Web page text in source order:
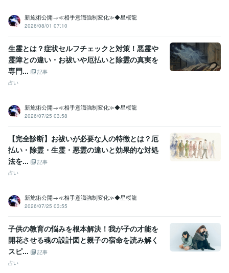
資格・検定
認定スピリチュアルカウンセラー 取得年 : 2003年
認定レイキヒーラー
認定レイキティーチャー 取得年 : 2005年
メンタル心理カウンセラー 取得年 : 2007年
認定心理士 取得年 : 2009年
ビジネス・クリエイティブツール
得意分野
占い 霊視、スピリチュアル、占い鑑定、波動修正
恋愛 復縁 子宝など
仕事 転職 人間関係
金運 就職 健康
職場 当たる 異性
悩み相談・カウンセリング 霊視、スピリチュアル、占い、波動修正
占い 霊視 スピリチュアル お祓い 波動修正
語学力
英語 日常会話レベル
新施術公開→≪相手意識強制変化≫◆星桜龍
2026/08/01 07:10
生霊とは？症状セルフチェックと対策！悪霊や
霊障との違い・お祓いや厄払いと除霊の真実を
専門...
記事
占い
新施術公開→≪相手意識強制変化≫◆星桜龍
2026/07/25 03:58
【完全診断】お祓いが必要な人の特徴とは？厄
払い・除霊・生霊・悪霊の違いと効果的な対処
法を...
記事
占い
新施術公開→≪相手意識強制変化≫◆星桜龍
2026/07/25 03:55
子供の教育の悩みを根本解決！我が子の才能を
開花させる魂の設計図と親子の宿命を読み解く
スピ...
記事
占い